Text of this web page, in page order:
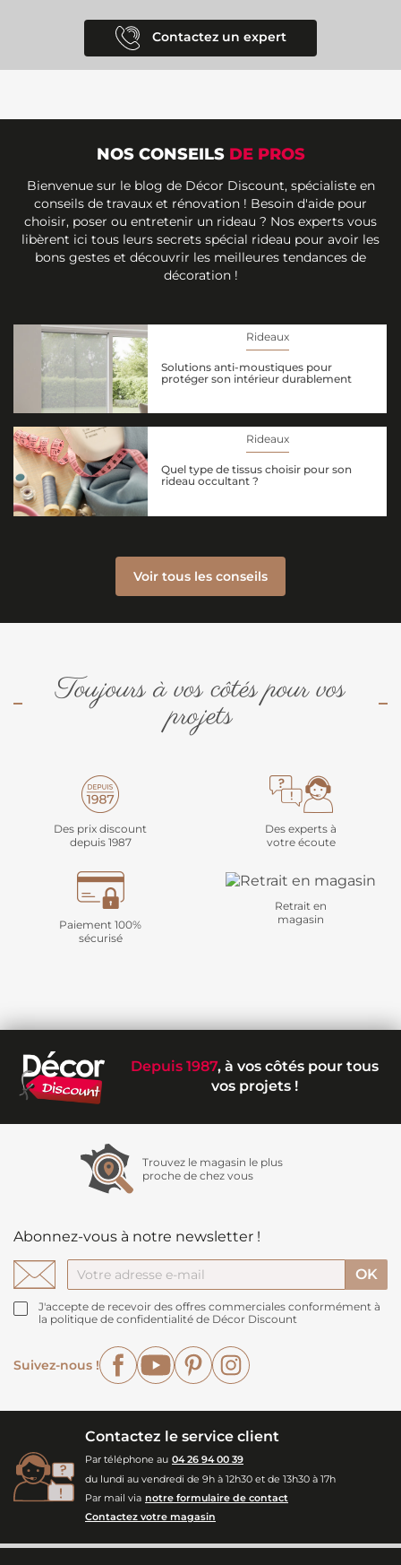
Contactez un expert
NOS CONSEILS DE PROS
Bienvenue sur le blog de Décor Discount, spécialiste en
conseils de travaux et rénovation ! Besoin d'aide pour
choisir, poser ou entretenir un rideau ? Nos experts vous
libèrent ici tous leurs secrets spécial rideau pour avoir les
bons gestes et découvrir les meilleures tendances de
décoration !
Rideaux
Solutions anti-moustiques pour
protéger son intérieur durablement
Rideaux
Quel type de tissus choisir pour son
rideau occultant ?
Voir tous les conseils
Toujours à vos côtés pour vos
projets
Des prix discount
depuis 1987
Des experts à
votre écoute
Paiement 100%
sécurisé
Retrait en
magasin
Depuis 1987, à vos côtés pour tous
vos projets !
Trouvez le magasin le plus
proche de chez vous
Abonnez-vous à notre newsletter !
J'accepte de recevoir des offres commerciales conformément à
la politique de confidentialité de Décor Discount
Suivez-nous !
FacebookYouTubePinterest
Contactez le service client
Par téléphone au 04 26 94 00 39
du lundi au vendredi de 9h à 12h30 et de 13h30 à 17h
Par mail via notre formulaire de contact
Contactez votre magasin